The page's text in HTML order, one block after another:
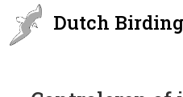
Dutch Birding